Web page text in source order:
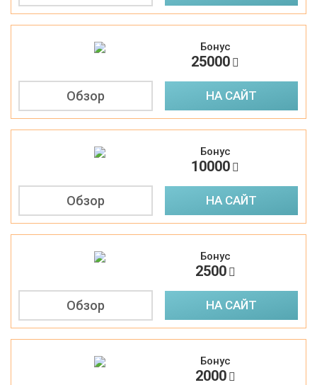
Бонус
25000
Обзор НА САЙТ
Бонус
10000
Обзор НА САЙТ
Бонус
2500
Обзор НА САЙТ
Бонус
2000